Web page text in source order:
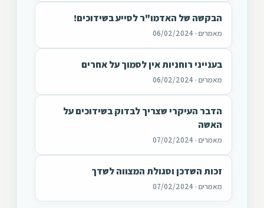
הבקשה של האדמו"ר לסייע בשידוכים!
מאמרים · 06/02/2024
בענייני רוחניות אין לסמוך על אחרים
מאמרים · 06/02/2024
הדבר העיקרי שצריך לבדוק בשידוכים על
האשה
מאמרים · 07/02/2024
זכות השדכן וסגולת המצווה לשדך
מאמרים · 07/02/2024